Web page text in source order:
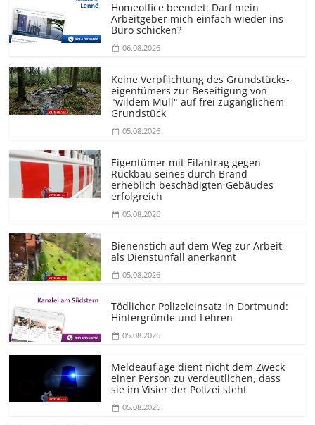
Homeoffice beendet: Darf mein
Arbeitgeber mich einfach wieder ins
Büro schicken?
06.08.2026
Keine Verpflichtung des Grundstücks­
eigentümers zur Beseitigung von
"wildem Müll" auf frei zugänglichem
Grundstück
05.08.2026
Eigentümer mit Eilantrag gegen
Rückbau seines durch Brand
erheblich beschädigten Gebäudes
erfolgreich
05.08.2026
Bienenstich auf dem Weg zur Arbeit
als Dienstunfall anerkannt
05.08.2026
Tödlicher Polizeieinsatz in Dortmund:
Hintergründe und Lehren
05.08.2026
Meldeauflage dient nicht dem Zweck
einer Person zu verdeutlichen, dass
sie im Visier der Polizei steht
05.08.2026